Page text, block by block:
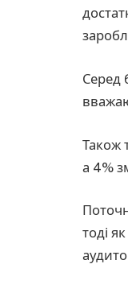
Серед
Також
а 4%
тоді